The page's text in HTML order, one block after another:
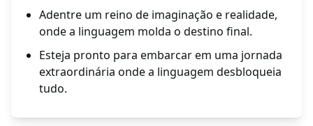
Adentre um reino de imaginação e realidade,
onde a linguagem molda o destino final.
Esteja pronto para embarcar em uma jornada
extraordinária onde a linguagem desbloqueia
tudo.